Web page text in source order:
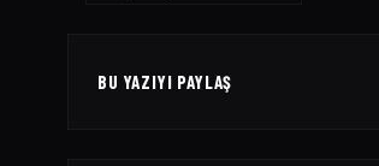
BU YAZIYI PAYLAŞ